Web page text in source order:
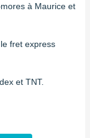
à Maurice et
fret express
et TNT.